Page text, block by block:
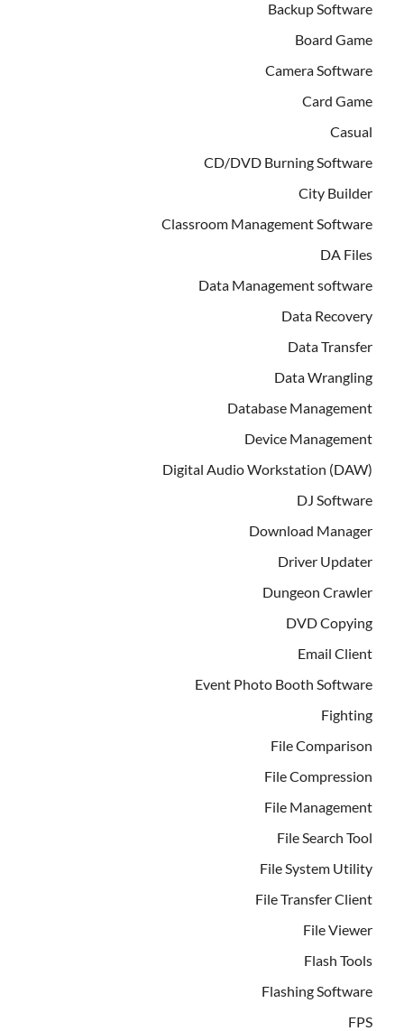
Backup Software
Board Game
Camera Software
Card Game
Casual
CD/DVD Burning Software
City Builder
Classroom Management Software
DA Files
Data Management software
Data Recovery
Data Transfer
Data Wrangling
Database Management
Device Management
Digital Audio Workstation (DAW)
DJ Software
Download Manager
Driver Updater
Dungeon Crawler
DVD Copying
Email Client
Event Photo Booth Software
Fighting
File Comparison
File Compression
File Management
File Search Tool
File System Utility
File Transfer Client
File Viewer
Flash Tools
Flashing Software
FPS